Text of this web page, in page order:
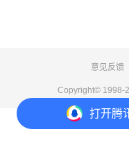
打开腾
意见反馈
Copyright© 1998-